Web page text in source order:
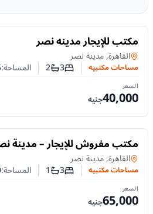
للايجار
مكتب للإيجار مدينه نصر
مساحات مكتبيهفيالقاهرة, مدينة نصر
مساحات مكتبيه عدد غرف النوم
3عدد الحمامات
2 المساحة:
السعر
40,000جنيه
للايجار
مكتب مفروش للإيجار – مدينة
مساحات مكتبيهفيالقاهرة, مدينة نصر
مساحات مكتبيه عدد غرف النوم
3عدد الحمامات
1 المساحة:
السعر
65,000جنيه